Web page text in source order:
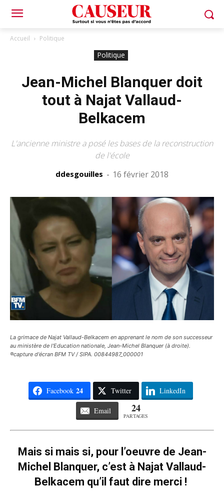
Accueil Politique
Politique
Jean-Michel Blanquer doit
tout à Najat Vallaud-
Belkacem
L'ancienne ministre a posé les bases de la reconstruction
de l'école
ddesgouilles - 16 février 2018
La grimace de Najat Vallaud-Belkacem en apprenant le nom de son successeur
au ministère de l'Education nationale, Jean-Michel Blanquer (à droite).
®capture d'écran BFM TV / SIPA. 00844987_000001
Facebook 24 Twitter LinkedIn
Email 24
PARTAGES
Mais si mais si, pour l’oeuvre de Jean-
Michel Blanquer, c’est à Najat Vallaud-
Belkacem qu’il faut dire merci !